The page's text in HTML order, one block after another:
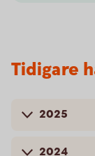
Tidigare
2025
2024